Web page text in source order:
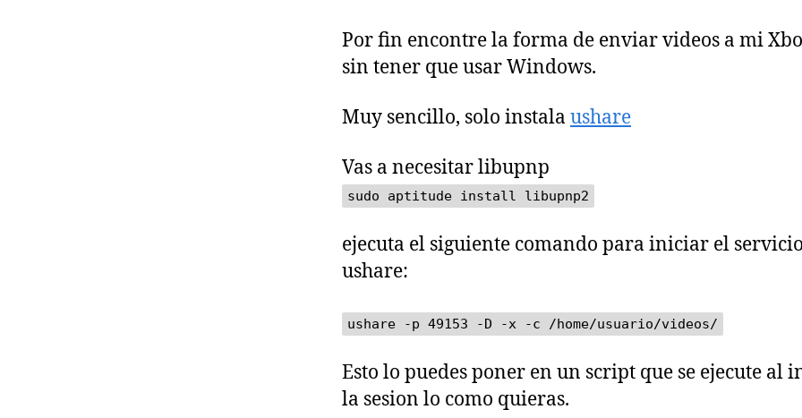
Por fin encontre la forma de enviar videos a mi
sin tener que usar Windows.
Muy sencillo, solo instala ushare
Vas a necesitar libupnp
sudo aptitude install libupnp2
ejecuta el siguiente comando para iniciar el
ushare:
ushare -p 49153 -D -x -c /home/usuario/videos/
Esto lo puedes poner en un script que se ejecute al
la sesion lo como quieras.